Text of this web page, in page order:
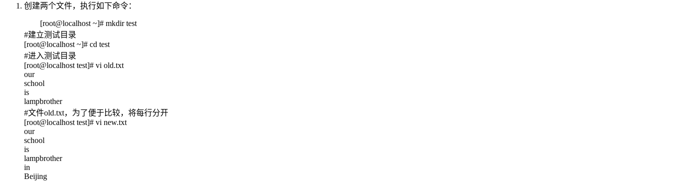
创建两个文件，执行如下命令：
[root@localhost ~]# mkdir test
#建立测试目录
[root@localhost ~]# cd test
#进入测试目录
[root@localhost test]# vi old.txt
our
school
is
lampbrother
#文件old.txt，为了便于比较，将每行分开
[root@localhost test]# vi new.txt
our
school
is
lampbrother
in
Beijing